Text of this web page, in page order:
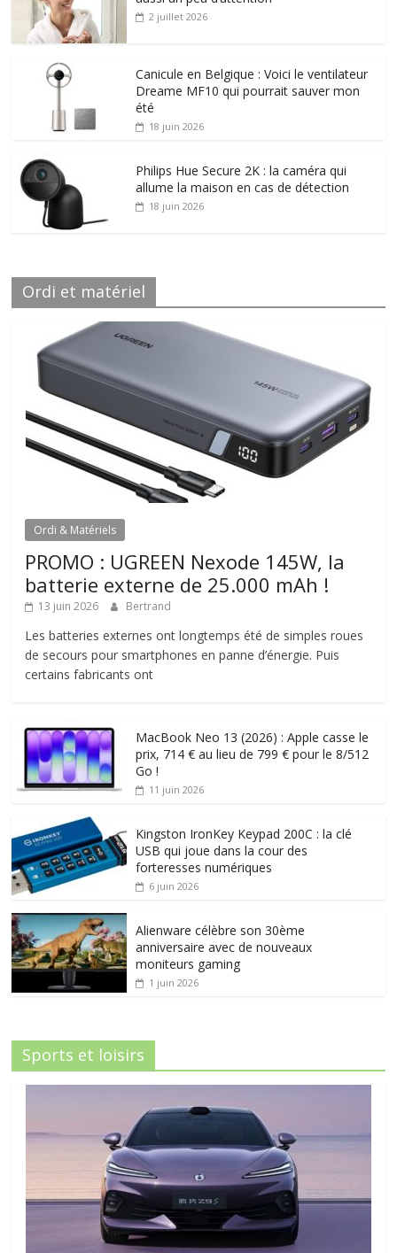
2 juillet 2026
Canicule en Belgique : Voici le ventilateur
Dreame MF10 qui pourrait sauver mon
été
18 juin 2026
Philips Hue Secure 2K : la caméra qui
allume la maison en cas de détection
18 juin 2026
Ordi et matériel
Ordi & Matériels
PROMO : UGREEN Nexode 145W, la
batterie externe de 25.000 mAh !
13 juin 2026 Bertrand
Les batteries externes ont longtemps été de simples roues
de secours pour smartphones en panne d’énergie. Puis
certains fabricants ont
MacBook Neo 13 (2026) : Apple casse le
prix, 714 € au lieu de 799 € pour le 8/512
Go !
11 juin 2026
Kingston IronKey Keypad 200C : la clé
USB qui joue dans la cour des
forteresses numériques
6 juin 2026
Alienware célèbre son 30ème
anniversaire avec de nouveaux
moniteurs gaming
1 juin 2026
Sports et loisirs